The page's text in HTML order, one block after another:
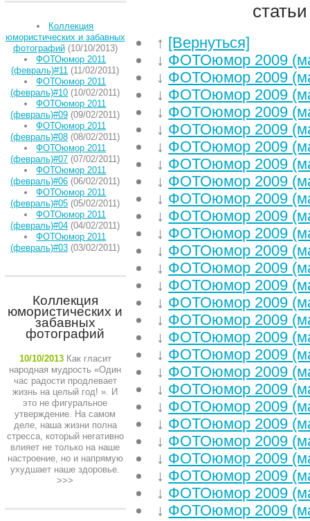
Коллекция
юмористических и забавных
фотографий(10/10/2013)
ФОТОюмор 2011
(февраль)#11 (11/02/2011)
ФОТОюмор 2011
(февраль)#10 (10/02/2011)
ФОТОюмор 2011
(февраль)#09 (09/02/2011)
ФОТОюмор 2011
(февраль)#08 (08/02/2011)
ФОТОюмор 2011
(февраль)#07 (07/02/2011)
ФОТОюмор 2011
(февраль)#06 (06/02/2011)
ФОТОюмор 2011
(февраль)#05 (05/02/2011)
ФОТОюмор 2011
(февраль)#04 (04/02/2011)
ФОТОюмор 2011
(февраль)#03 (03/02/2011)
Коллекция
юмористических и
забавных
фотографий
10/10/2013 Как гласит
народная мудрость «Один
час радости продлевает
жизнь на целый год! ». И
это не фигуральное
утверждение. На самом
деле, наша жизни полна
стресса, который негативно
влияет не только на наше
настроение, но и напрямую
ухудшает наше здоровье.
>>>
↑ [Вернуться]
↓ ФОТОюмор 2009
↓ ФОТОюмор 2009
↓ ФОТОюмор 2009
↓ ФОТОюмор 2009
↓ ФОТОюмор 2009
↓ ФОТОюмор 2009
↓ ФОТОюмор 2009
↓ ФОТОюмор 2009
↓ ФОТОюмор 2009
↓ ФОТОюмор 2009
↓ ФОТОюмор 2009
↓ ФОТОюмор 2009
↓ ФОТОюмор 2009
↓ ФОТОюмор 2009
↓ ФОТОюмор 2009
↓ ФОТОюмор 2009
↓ ФОТОюмор 2009
↓ ФОТОюмор 2009
↓ ФОТОюмор 2009
↓ ФОТОюмор 2009
↓ ФОТОюмор 2009
↓ ФОТОюмор 2009
↓ ФОТОюмор 2009
↓ ФОТОюмор 2009
↓ ФОТОюмор 2009
↓ ФОТОюмор 2009
↓ ФОТОюмор 2009